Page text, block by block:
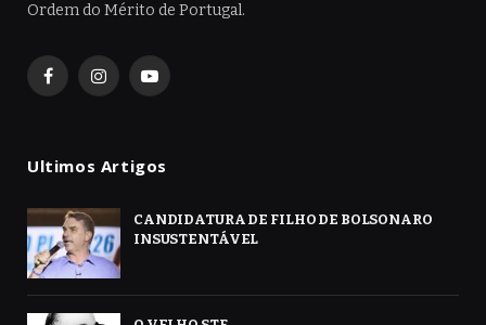
Ordem do Mérito de Portugal.
FacebookInstagramYouTube
Ultimos Artigos
CANDIDATURA DE FILHO DE BOLSONARO
INSUSTENTÁVEL